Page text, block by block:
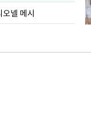
넬 메시